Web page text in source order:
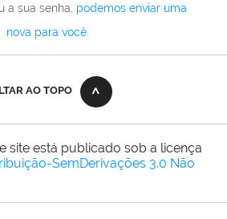
a sua senha, podemos enviar uma
nova para você.
AO TOPO
site está publicado sob a licença
SemDerivações 3.0 Não